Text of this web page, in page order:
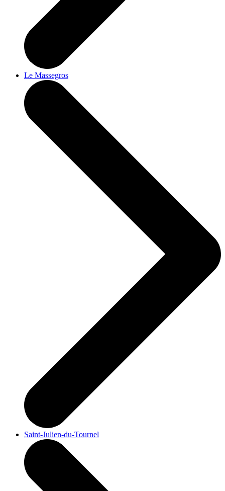
Le Massegros
Saint-Julien-du-Tournel